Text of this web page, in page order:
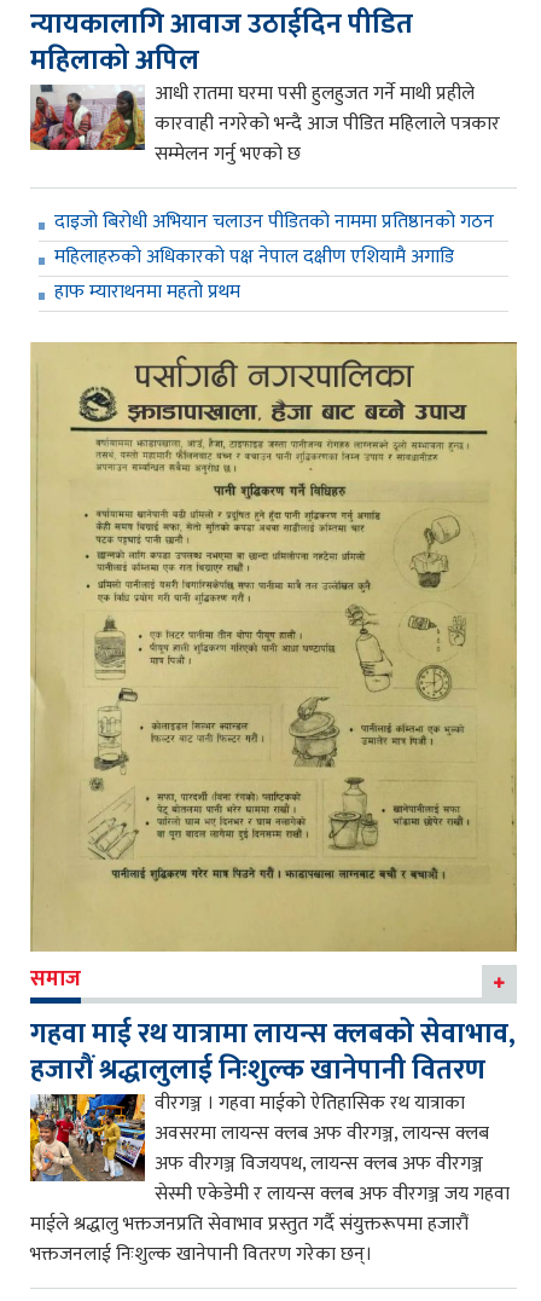
न्यायकालागि आवाज उठाईदिन पीडित
महिलाको अपिल
आधी रातमा घरमा पसी हुलहुजत गर्ने माथी प्रहीले
कारवाही नगरेको भन्दै आज पीडित महिलाले पत्रकार
सम्मेलन गर्नु भएको छ
दाइजो बिरोधी अभियान चलाउन पीडितको नाममा प्रतिष्ठानको गठन
महिलाहरुको अधिकारको पक्ष नेपाल दक्षीण एशियामै अगाडि
हाफ म्याराथनमा महतो प्रथम
समाज
गहवा माई रथ यात्रामा लायन्स क्लबको सेवाभाव,
हजारौं श्रद्धालुलाई निःशुल्क खानेपानी वितरण
वीरगञ्ज । गहवा माईको ऐतिहासिक रथ यात्राका
अवसरमा लायन्स क्लब अफ वीरगञ्ज, लायन्स क्लब
अफ वीरगञ्ज विजयपथ, लायन्स क्लब अफ वीरगञ्ज
सेस्मी एकेडेमी र लायन्स क्लब अफ वीरगञ्ज जय गहवा
माईले श्रद्धालु भक्तजनप्रति सेवाभाव प्रस्तुत गर्दै संयुक्तरूपमा हजारौं
भक्तजनलाई निःशुल्क खानेपानी वितरण गरेका छन्।